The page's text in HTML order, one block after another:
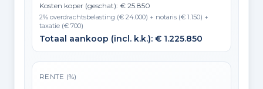
Kosten koper (geschat): € 25.850
2% overdrachtsbelasting (€ 24.000) + notaris (€ 1.150) +
taxatie (€ 700)
Totaal aankoop (incl. k.k.): € 1.225.850
RENTE (%)